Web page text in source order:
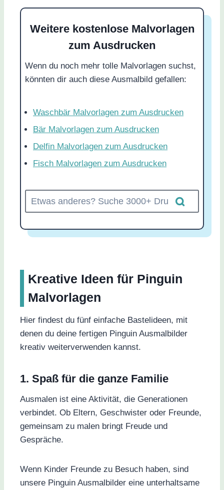
Weitere kostenlose Malvorlagen
zum Ausdrucken
Wenn du noch mehr tolle Malvorlagen suchst,
könnten dir auch diese Ausmalbild gefallen:
Waschbär Malvorlagen zum Ausdrucken
Bär Malvorlagen zum Ausdrucken
Delfin Malvorlagen zum Ausdrucken
Fisch Malvorlagen zum Ausdrucken
Kreative Ideen für Pinguin
Malvorlagen
Hier findest du fünf einfache Bastelideen, mit
denen du deine fertigen Pinguin Ausmalbilder
kreativ weiterverwenden kannst.
1. Spaß für die ganze Familie
Ausmalen ist eine Aktivität, die Generationen
verbindet. Ob Eltern, Geschwister oder Freunde,
gemeinsam zu malen bringt Freude und
Gespräche.
Wenn Kinder Freunde zu Besuch haben, sind
unsere Pinguin Ausmalbilder eine unterhaltsame